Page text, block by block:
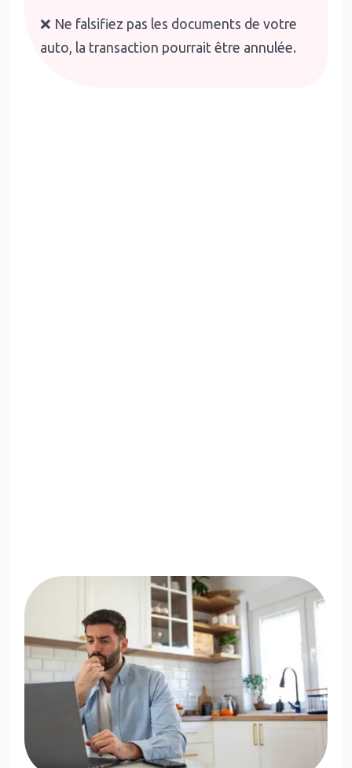
❌ Ne falsifiez pas les documents de votre
auto, la transaction pourrait être annulée.